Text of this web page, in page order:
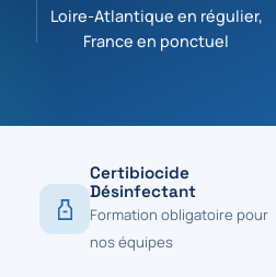
Loire-Atlantique en régulier,
France en ponctuel
Certibiocide
Désinfectant
Formation obligatoire pour
nos équipes